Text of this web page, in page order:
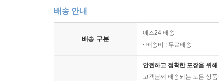
배송 안내
배송 구분
예스24 배송
배송비 : 무료배송
안전하고 정확한 포장을 위
고객님께 배송되는 모든 상